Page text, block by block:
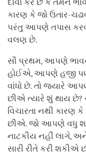
દાવો કરે છે કે તેમને
કારણ કે જો ઉતાર-
પરંતુ આપણે તપાસ
વલણ છે.
સૌ પ્રથમ, આપણે
હોઈએ, આપણે હજી પણ
વાંધો છે. તો જ્યારે
છીએ ત્યારે શું થાય
વિચારતા નથી
છીએ. જો આપણે વધુ
નાટકીય નહીં લાગે,
સારી રીતે કરી શકીએ